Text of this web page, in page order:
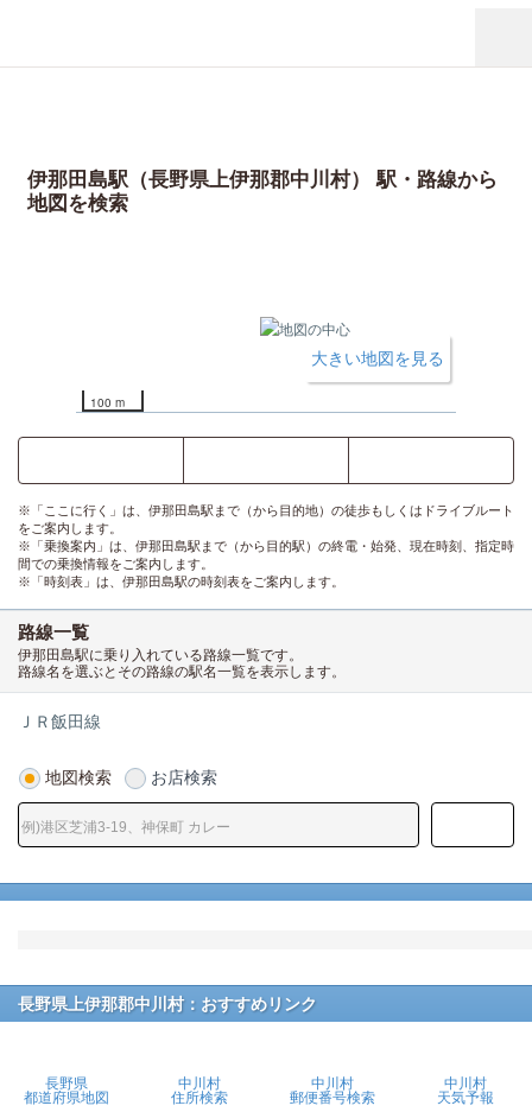
伊那田島駅（長野県上伊那郡中川村） 駅・路線から
地図を検索
100 m
大きい地図を見る
※「ここに行く」は、伊那田島駅まで（から目的地）の徒歩もしくはドライブルート
をご案内します。
※「乗換案内」は、伊那田島駅まで（から目的駅）の終電・始発、現在時刻、指定時
間での乗換情報をご案内します。
※「時刻表」は、伊那田島駅の時刻表をご案内します。
路線一覧
伊那田島駅に乗り入れている路線一覧です。
路線名を選ぶとその路線の駅名一覧を表示します。
ＪＲ飯田線
地図検索 お店検索
長野県上伊那郡中川村：おすすめリンク
長野県
都道府県地図
中川村
住所検索
中川村
郵便番号検索
中川村
天気予報